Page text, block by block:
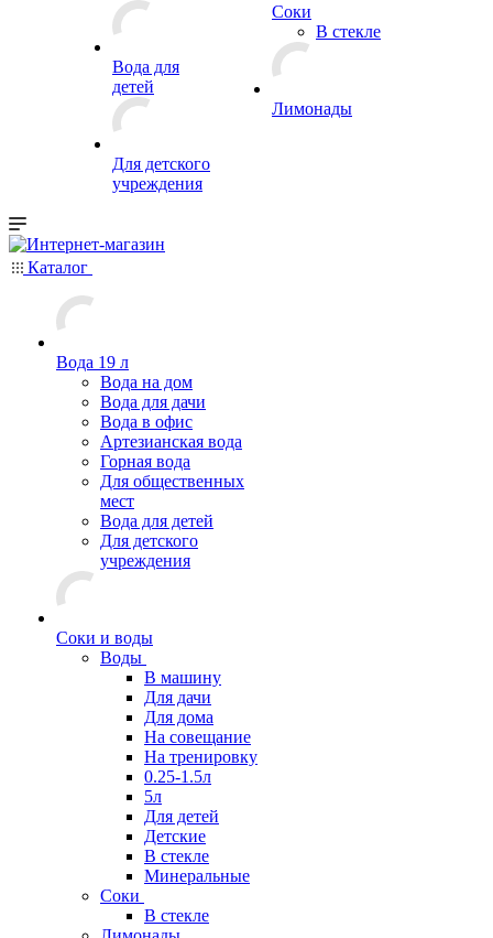
Вода для
детей
Для детского
учреждения
Соки
В стекле
Лимонады
Каталог
Вода 19 л
Вода на дом
Вода для дачи
Вода в офис
Артезианская вода
Горная вода
Для общественных
мест
Вода для детей
Для детского
учреждения
Соки и воды
Воды
В машину
Для дачи
Для дома
На совещание
На тренировку
0.25-1.5л
5л
Для детей
Детские
В стекле
Минеральные
Соки
В стекле